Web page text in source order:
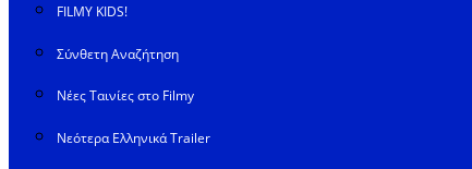
FILMY KIDS!
Σύνθετη Αναζήτηση
Νέες Ταινίες στο Filmy
Νεότερα Ελληνικά Trailer